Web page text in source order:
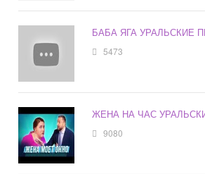
БАБА ЯГА УРАЛЬСКИЕ
5473
ЖЕНА НА ЧАС
9080